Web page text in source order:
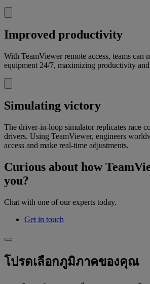
Improved productivity
With TeamViewer remote access, teams can
equipment 24/7, maximizing productivity
Simulating victory
The driver-in-loop simulator replicates race
drivers. Using TeamViewer, engineers
access and make real-time adjustments.
Curious about how
you?
Chat with one of our experts today.
Get in touch
โปรดเลือกภูมิภาคของคุณ